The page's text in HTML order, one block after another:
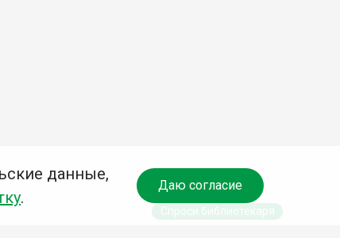
данные,
.
Даю согласие
Спроси библиотекаря